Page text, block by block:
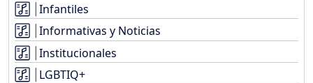
Infantiles
Informativas y Noticias
Institucionales
LGBTIQ+